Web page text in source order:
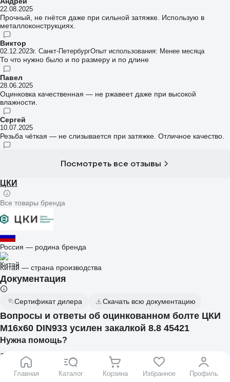
Главная Каталог Корзина Избранное Профиль
22.08.2025
Прочный, не гнётся даже при сильной затяжке. Использую в
металлоконструкциях.
Виктор
02.12.2023г. Санкт-ПетербургОпыт использования: Менее месяца
То что нужно было и по размеру и по длине
Павел
28.06.2025
Оцинковка качественная — не ржавеет даже при высокой
влажности.
Сергей
10.07.2025
Резьба чёткая — не слизывается при затяжке. Отличное качество.
Посмотреть все отзывы
ЦКИ
Все товары бренда
Россия — родина бренда
Китай — страна производства
Документация
Сертификат дилера Скачать всю документацию
Вопросы и ответы об оцинкованном болте ЦКИ
М16х60 DIN933 усилен закалкой 8.8 45421
Нужна помощь?
Задайте вопрос – вам ответит наш эксперт, представитель
бренда или один из покупателей